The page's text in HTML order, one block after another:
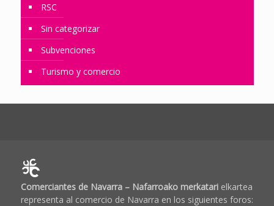
RSC
Sin categorizar
Subvenciones
Turismo y comercio
Comerciantes de Navarra – Nafarroako merkatarielkartea
representa al comercio de Navarra en los siguientes foros: